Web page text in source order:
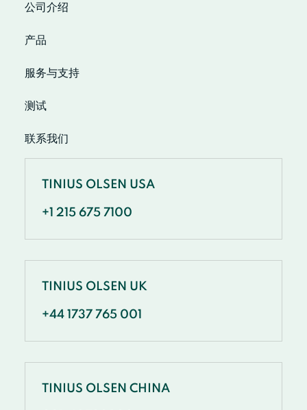
公司介绍
产品
服务与支持
测试
联系我们
TINIUS OLSEN USA
+1 215 675 7100
TINIUS OLSEN UK
+44 1737 765 001
TINIUS OLSEN CHINA